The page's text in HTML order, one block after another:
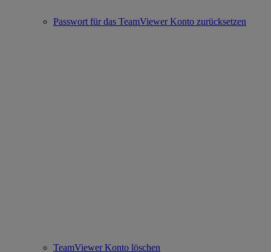
Passwort für das TeamViewer Konto zurücksetzen
TeamViewer Konto löschen